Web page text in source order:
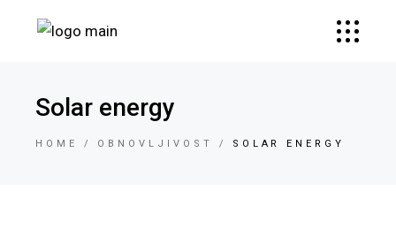
Solar energy
HOME OBNOVLJIVOST SOLAR ENERGY